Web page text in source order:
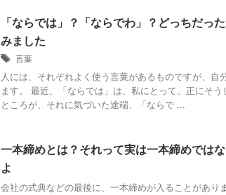
「ならでは」？「ならでわ」？どっちだっ
みました
言葉
人には、それぞれよく使う言葉があるものですが、自
ます。 最近、「ならでは」は、私にとって、正にそう
ところが、それに気づいた途端、「ならで ...
一本締めとは？それって実は一本締めでは
よ
会社の式典などの最後に、一本締めが入ることがあり